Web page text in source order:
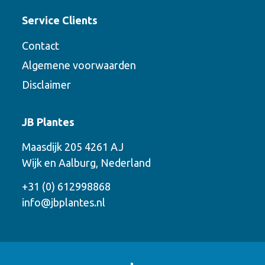
onderstaande mogelijkheden.
Service Clients
Contact
Algemene voorwaarden
Disclaimer
JB Plantes
Maasdijk 205 4261 AJ
Wijk en Aalburg, Nederland
+31 (0) 612998868
info@jbplantes.nl